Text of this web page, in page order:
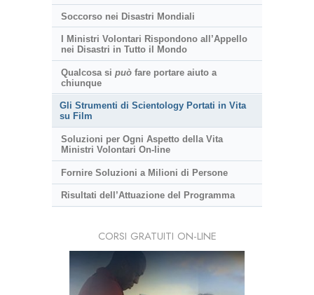
Soccorso nei Disastri Mondiali
I Ministri Volontari Rispondono all’Appello
nei Disastri in Tutto il Mondo
Qualcosa si puòfare portare aiuto a
chiunque
Gli Strumenti di Scientology Portati in Vita
su Film
Soluzioni per Ogni Aspetto della Vita
Ministri Volontari On-line
Fornire Soluzioni a Milioni di Persone
Risultati dell’Attuazione del Programma
CORSI GRATUITI ON-LINE